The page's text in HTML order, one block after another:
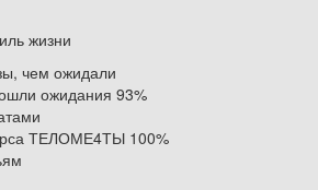
жизни
чем ожидали
ожидания 93%
ТЕЛОМЕ4ТЫ 100%